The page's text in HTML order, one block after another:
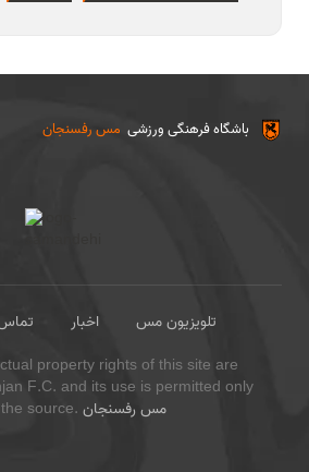
مس رفسنجان باشگاه فرهنگی ورزشی
اخبار
تلویزیون مس
property rights of this site are
F.C. and its use is permitted only
source. مس رفسنجان